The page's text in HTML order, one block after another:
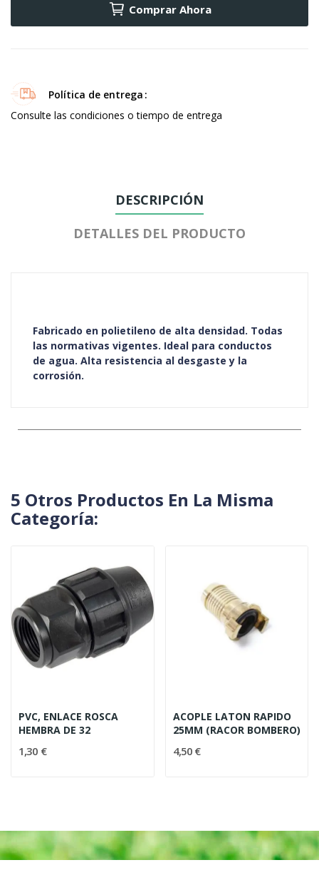
Comprar Ahora
Política de entrega
Consulte las condiciones o tiempo de entrega
DESCRIPCIÓN
DETALLES DEL PRODUCTO
Fabricado en polietileno de alta densidad. Todas
las normativas vigentes. Ideal para conductos
de agua. Alta resistencia al desgaste y la
corrosión.
5 Otros Productos En La Misma
Categoría:
PVC, ENLACE ROSCA
HEMBRA DE 32
1,30 €
ACOPLE LATON RAPIDO
25MM (RACOR BOMBERO)
4,50 €